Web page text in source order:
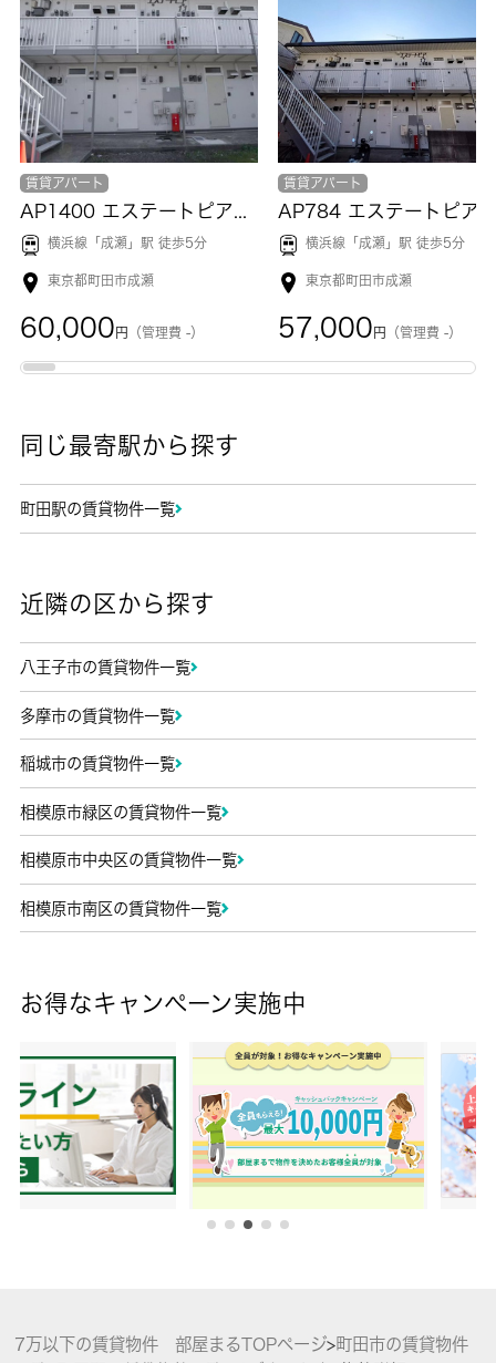
賃貸アパート
横浜線「 成瀬 」駅 徒歩5分
東京都町田市成瀬
60,000 円 （管理費 -）
賃貸アパート
横浜線「 成瀬 」駅 徒歩5分
東京都町田市成瀬
57,000 円 （管理費 -）
同じ最寄駅から探す
町田駅の賃貸物件一覧
近隣の区から探す
八王子市の賃貸物件一覧
多摩市の賃貸物件一覧
稲城市の賃貸物件一覧
相模原市緑区の賃貸物件一覧
相模原市中央区の賃貸物件一覧
相模原市南区の賃貸物件一覧
お得なキャンペーン実施中
7万以下の賃貸物件 部屋まるTOPページ>町田市の賃貸物件